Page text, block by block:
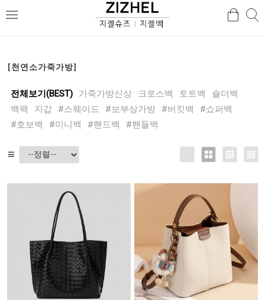
메
검
[천연소가죽가방]
전체보기(BEST) 가죽가방신상 크로스백 토트백
숄더백
백팩
지갑 #스웨이드 #보부상가방 #버킷백
#쇼퍼백
#호보백
#미니백 #핸드백 #핸들백